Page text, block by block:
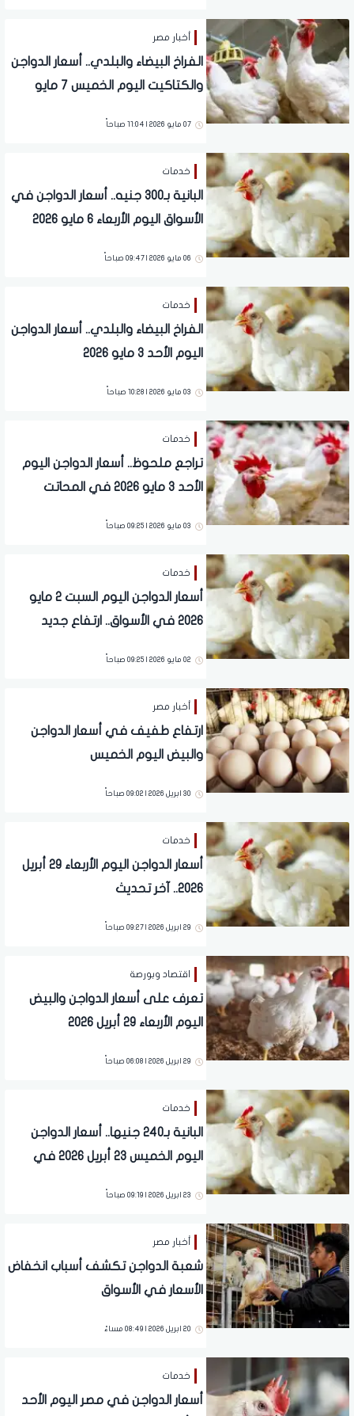
أخبار مصر
الفراخ البيضاء والبلدي.. أسعار الدواجن
والكتاكيت اليوم الخميس 7 مايو
07 مايو 2026 | 11:04 صباحاً
خدمات
البانية بـ300 جنيه.. أسعار الدواجن في
الأسواق اليوم الأربعاء 6 مايو 2026
06 مايو 2026 | 09:47 صباحاً
خدمات
الفراخ البيضاء والبلدي.. أسعار الدواجن
اليوم الأحد 3 مايو 2026
03 مايو 2026 | 10:28 صباحاً
خدمات
تراجع ملحوظ.. أسعار الدواجن اليوم
الأحد 3 مايو 2026 في المحاتت
03 مايو 2026 | 09:25 صباحاً
خدمات
أسعار الدواجن اليوم السبت 2 مايو
2026 في الأسواق.. ارتفاع جديد
02 مايو 2026 | 09:25 صباحاً
أخبار مصر
ارتفاع طفيف في أسعار الدواجن
والبيض اليوم الخميس
30 ابريل 2026 | 09:02 صباحاً
خدمات
أسعار الدواجن اليوم الأربعاء 29 أبريل
2026.. آخر تحديث
29 ابريل 2026 | 09:27 صباحاً
اقتصاد وبورصة
تعرف على أسعار الدواجن والبيض
اليوم الأربعاء 29 أبريل 2026
29 ابريل 2026 | 06:08 صباحاً
خدمات
البانية بـ240 جنيها.. أسعار الدواجن
اليوم الخميس 23 أبريل 2026 في
23 ابريل 2026 | 09:19 صباحاً
أخبار مصر
شعبة الدواجن تكشف أسباب انخفاض
الأسعار في الأسواق
20 ابريل 2026 | 08:49 مساءً
خدمات
أسعار الدواجن في مصر اليوم الأحد